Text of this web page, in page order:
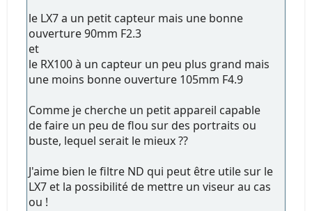
le LX7 a un petit capteur mais une bonne
ouverture 90mm F2.3
et
le RX100 à un capteur un peu plus grand mais
une moins bonne ouverture 105mm F4.9
Comme je cherche un petit appareil capable
de faire un peu de flou sur des portraits ou
buste, lequel serait le mieux ??
J'aime bien le filtre ND qui peut être utile sur le
LX7 et la possibilité de mettre un viseur au cas
ou !